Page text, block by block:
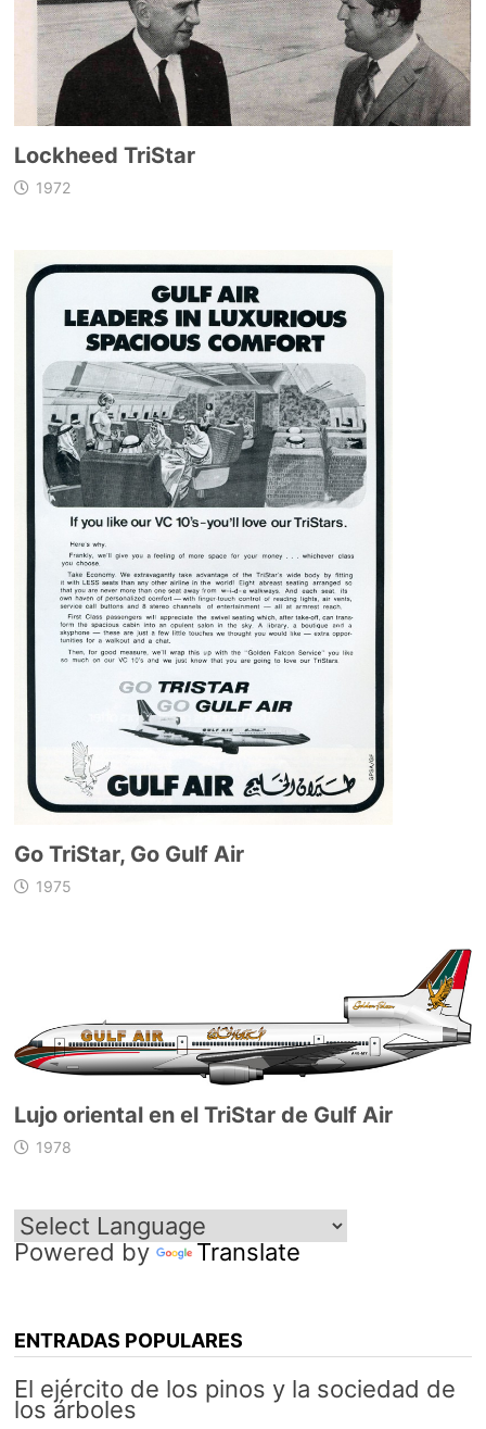
Lockheed TriStar
1972
Go TriStar, Go Gulf Air
1975
Lujo oriental en el TriStar de Gulf Air
1978
Powered by Translate
ENTRADAS POPULARES
El ejército de los pinos y la sociedad de
los árboles